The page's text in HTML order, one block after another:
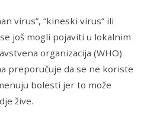
virus”, “kineski virus” ili
još mogli pojaviti u lokalnim
organizacija (WHO)
preporučuje da se ne koriste
bolesti jer to može
žive.